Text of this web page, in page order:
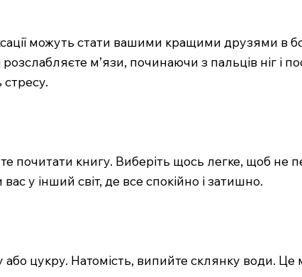
можуть стати вашими кращими друзями в
м’язи, починаючи з пальців ніг і
книгу. Виберіть щось легке, щоб не
у інший світ, де все спокійно і затишно.
цукру. Натомість, випийте склянку води.